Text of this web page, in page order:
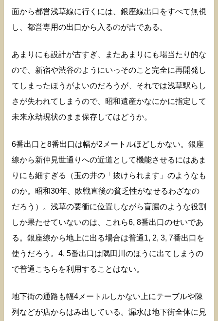
面から都営浅草線に行くには、銀座線出口をすべて無視
し、都営専用の出口から入るのが吉である。
あまりにも設計が古すぎ、またあまりにも場当たり的な
ので、新宿や渋谷のようにいっそのこと完全に再開発し
てしまったほうがよいのだろうが、それでは浅草駅らし
さが失われてしまうので、昭和遺産かなにかに指定して
未来永劫現状のまま保存してはどうか。
6番出口と8番出口は幅が2メートルほどしかない。銀座
線から新仲見世通りへの近道として機能させるにはあま
りにも細すぎる（玉の井の「抜けられます」のようなも
のか。昭和30年、敗戦直後の貧乏性がなせるわざなの
だろう）。浅草の要衝に位置しながら盲腸のような役割
しか果たせていないのは、これら6, 8番出口のせいであ
る。銀座線から地上に出る場合は普通1, 2, 3, 7番出口を
使うだろう。4, 5番出口は隅田川のほうに出てしまうの
で普通こちらを利用することはない。
地下街の通路も幅4メートルしかない上にテーブルや陳
列などが店からはみ出している。漏水は地下街全体に見